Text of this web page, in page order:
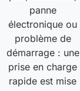
panne
électronique ou
problème de
démarrage : une
prise en charge
rapide est mise